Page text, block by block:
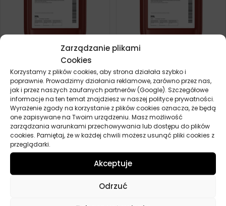
Zarządzanie plikami
Cookies
Korzystamy z plików cookies, aby strona działała szybko i
poprawnie. Prowadzimy działania reklamowe, zarówno przez nas,
jak i przez naszych zaufanych partnerów (Google). Szczegółowe
informacje na ten temat znajdziesz w naszej polityce prywatności.
Wyrażenie zgody na korzystanie z plików cookies oznacza, że będą
one zapisywane na Twoim urządzeniu. Masz możliwość
zarządzania warunkami przechowywania lub dostępu do plików
cookies. Pamiętaj, że w każdej chwili możesz usunąć pliki cookies z
przeglądarki.
Akceptuje
Odrzuć
MOBIL ATF 220 20L
536,40zł Zamów
580,70zł Zamów